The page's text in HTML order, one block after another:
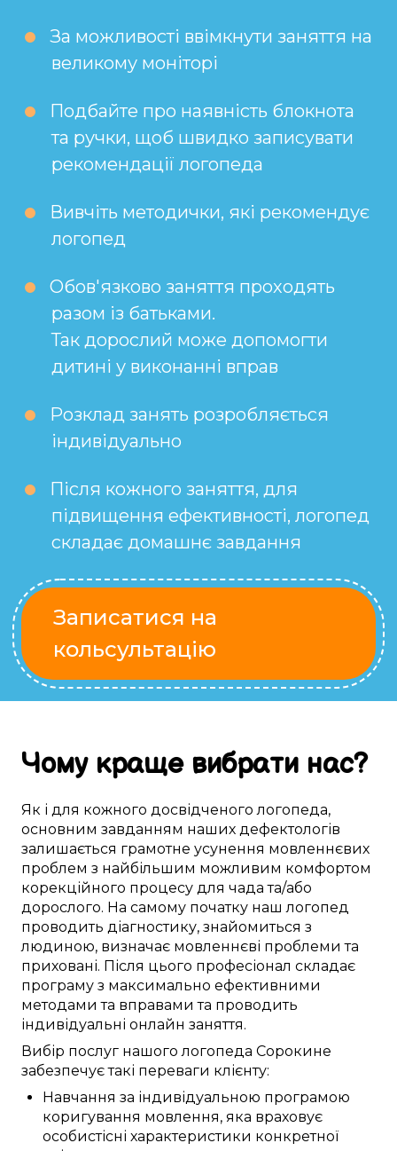
За можливості ввімкнути заняття на
великому моніторі
Подбайте про наявність блокнота
та ручки, щоб швидко записувати
рекомендації логопеда
Вивчіть методички, які рекомендує
логопед
Обов'язково заняття проходять
разом із батьками.
Так дорослий може допомогти
дитині у виконанні вправ
Розклад занять розробляється
індивідуально
Після кожного заняття, для
підвищення ефективності, логопед
складає домашнє завдання
Записатися на
кольсультацію
Чому кращевибрати нас?
Як і для кожного досвідченого логопеда,
основним завданням наших дефектологів
залишається грамотне усунення мовленнєвих
проблем з найбільшим можливим комфортом
корекційного процесу для чада та/або
дорослого. На самому початку наш логопед
проводить діагностику, знайомиться з
людиною, визначає мовленнєві проблеми та
приховані. Після цього професіонал складає
програму з максимально ефективними
методами та вправами та проводить
індивідуальні онлайн заняття.
Вибір послуг нашого логопеда Сорокине
забезпечує такі переваги клієнту:
Навчання за індивідуальною програмою
коригування мовлення, яка враховує
особистісні характеристики конкретної